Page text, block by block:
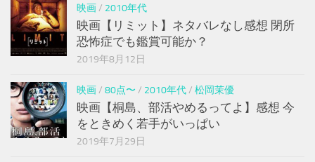
映画/ 2010年代
映画【リミット】ネタバレなし感想 閉所
恐怖症でも鑑賞可能か？
2019年8月12日
映画/ 80点〜 / 2010年代/ 松岡茉優
映画【桐島、部活やめるってよ】感想 今
をときめく若手がいっぱい
2019年7月29日